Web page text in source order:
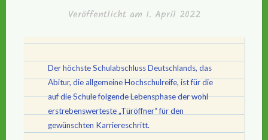
Veröffentlicht am 1. April 2022
Der höchste Schulabschluss Deutschlands, das
Abitur, die allgemeine Hochschulreife, ist für die
auf die Schule folgende Lebensphase der wohl
erstrebenswerteste „Türöffner“ für den
gewünschten Karriereschritt.